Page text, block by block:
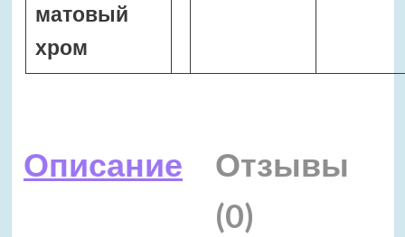
матовый
хром
Описание
Отзывы
(0)